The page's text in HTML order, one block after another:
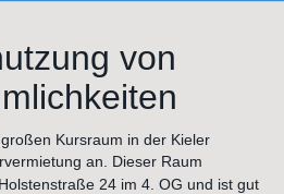
von
Kursraum in der Kieler
an. Dieser Raum
24 im 4. OG und ist gut